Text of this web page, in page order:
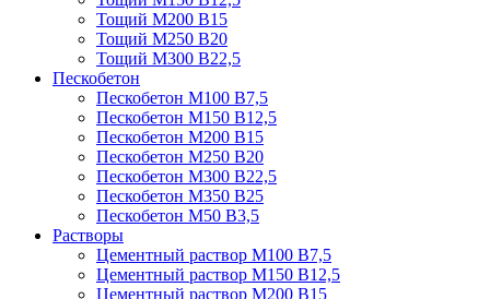
Тощий М200 В15
Тощий М250 В20
Тощий М300 В22,5
Пескобетон
Пескобетон М100 В7,5
Пескобетон М150 В12,5
Пескобетон М200 В15
Пескобетон М250 В20
Пескобетон М300 В22,5
Пескобетон М350 В25
Пескобетон М50 В3,5
Растворы
Цементный раствор М100 В7,5
Цементный раствор М150 В12,5
Цементный раствор М200 В15